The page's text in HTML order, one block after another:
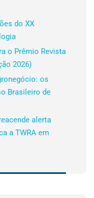
do XX
o Prêmio Revista
2026)
os
Brasileiro de
alerta
a TWRA em